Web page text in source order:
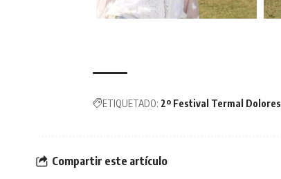
ETIQUETADO: 2º Festival Termal Dolores
Compartir este artículo